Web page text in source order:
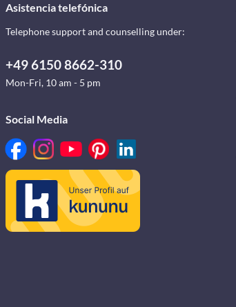
Asistencia telefónica
Telephone support and counselling under:
+49 6150 8662-310
Mon-Fri, 10 am - 5 pm
Social Media